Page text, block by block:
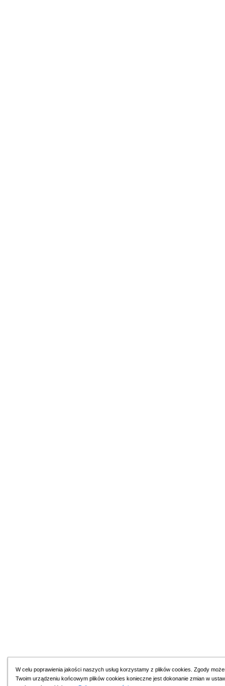
W celu poprawienia jakości naszych usług korzystamy z plików cookies. Zgody
Twoim urządzeniu końcowym plików cookies konieczne jest dokonanie zmian w